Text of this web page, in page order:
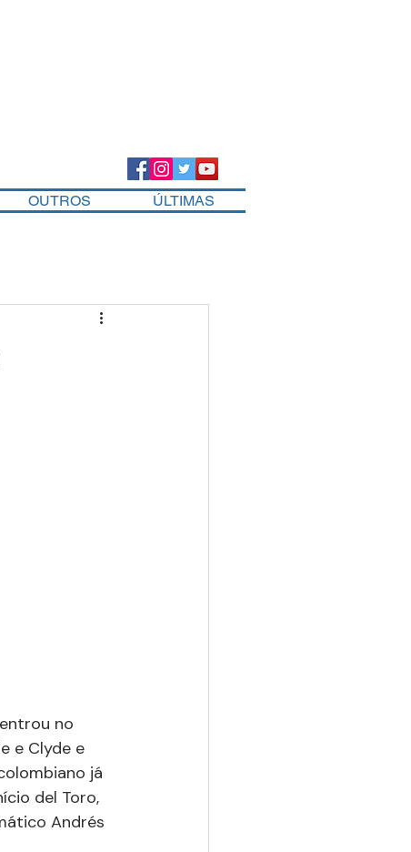
OUTROS ÚLTIMAS
no
e Clyde e
já
del Toro,
Andrés